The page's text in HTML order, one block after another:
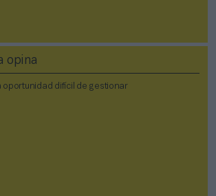
opina
oportunidad difícil de gestionar